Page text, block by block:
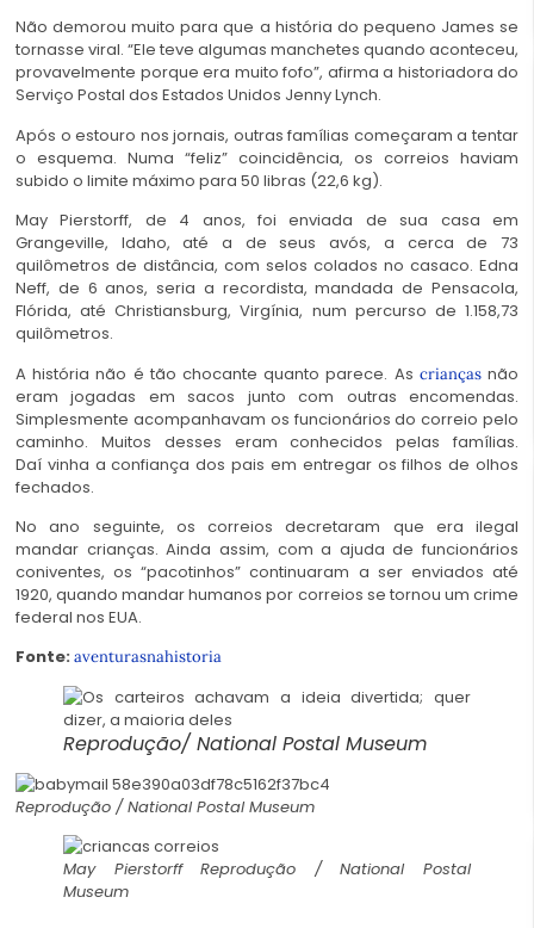
Não demorou muito para que a história do pequeno James se
tornasse viral. “Ele teve algumas manchetes quando aconteceu,
provavelmente porque era muito fofo”, afirma a historiadora do
Serviço Postal dos Estados Unidos Jenny Lynch.
Após o estouro nos jornais, outras famílias começaram a tentar
o esquema. Numa “feliz” coincidência, os correios haviam
subido o limite máximo para 50 libras (22,6 kg).
May Pierstorff, de 4 anos, foi enviada de sua casa em
Grangeville, Idaho, até a de seus avós, a cerca de 73
quilômetros de distância, com selos colados no casaco. Edna
Neff, de 6 anos, seria a recordista, mandada de Pensacola,
Flórida, até Christiansburg, Virgínia, num percurso de 1.158,73
quilômetros.
A história não é tão chocante quanto parece. As criançasnão
eram jogadas em sacos junto com outras encomendas.
Simplesmente acompanhavam os funcionários do correio pelo
caminho. Muitos desses eram conhecidos pelas famílias.
Daí vinha a confiança dos pais em entregar os filhos de olhos
fechados.
No ano seguinte, os correios decretaram que era ilegal
mandar crianças. Ainda assim, com a ajuda de funcionários
coniventes, os “pacotinhos” continuaram a ser enviados até
1920, quando mandar humanos por correios se tornou um crime
federal nos EUA.
Fonte: aventurasnahistoria
Reprodução/ National Postal Museum
Reprodução / National Postal Museum
May Pierstorff Reprodução / National Postal
Museum